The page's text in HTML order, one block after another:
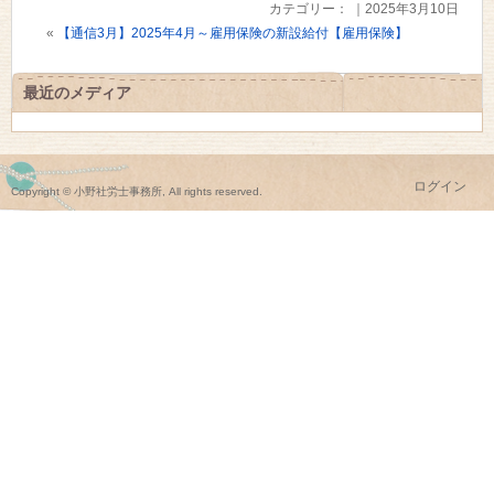
カテゴリー： ｜2025年3月10日
«
【通信3月】2025年4月～雇用保険の新設給付【雇用保険】
最近のメディア
Copyright © 小野社労士事務所, All rights reserved. ログイン